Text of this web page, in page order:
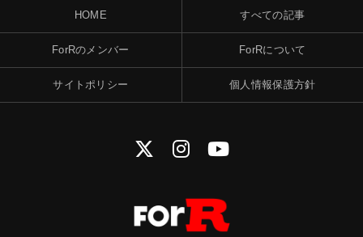
HOME すべての記事
ForRのメンバー ForRについて
サイトポリシー 個人情報保護方針